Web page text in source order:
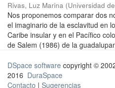
Rivas, Luz Marina (Universidad
Nos proponemos comparar dos
el imaginario de la esclavitud en
Caribe insular y en el Pacífico
de Salem (1986) de la
DSpace software copyright ©
2016 DuraSpace
Contacto | Sugerencias